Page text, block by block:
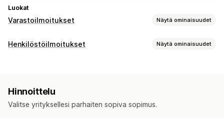
Luokat
Varastoilmoitukset Näytä ominaisuudet
Ilmoitukset
Ilmoitusasetukset
Henkilöstöilmoitukset Näytä ominaisuudet
Hinnoittelu
Valitse yrityksellesi parhaiten sopiva sopimus.